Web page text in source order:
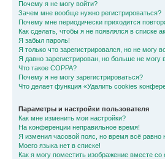
Почему я не могу войти?
Зачем мне вообще нужно регистрироваться?
Почему мне периодически приходится
Как сделать, чтобы я не появлялся в списке
Я забыл пароль!
Я только что зарегистрировался, но не могу
Я давно зарегистрирован, но больше не могу
Что такое COPPA?
Почему я не могу зарегистрироваться?
Что делает функция «Удалить cookies
Параметры и настройки пользователя
Как мне изменить мои настройки?
На конференции неправильное время!
Я изменил часовой пояс, но время всё равно
Моего языка нет в списке!
Как я могу поместить изображение вместе